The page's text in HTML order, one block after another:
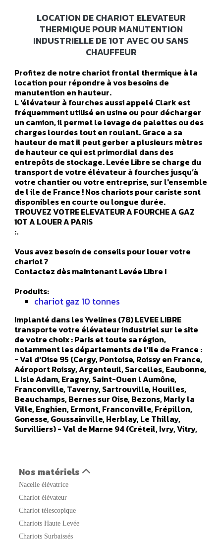
LOCATION DE CHARIOT ELEVATEUR
THERMIQUE POUR MANUTENTION
INDUSTRIELLE DE 10T AVEC OU SANS
CHAUFFEUR
Profitez de notre chariot frontal thermique à la
location pour répondre à vos besoins de
manutention en hauteur.
L 'élévateur à fourches aussi appelé Clark est
fréquemment utilisé en usine ou pour décharger
un camion, il permet le levage de palettes ou des
charges lourdes tout en roulant. Grace a sa
hauteur de mat il peut gerber a plusieurs mètres
de hauteur ce qui est primordial dans des
entrepôts de stockage. Levée Libre se charge du
transport de votre élévateur à fourches jusqu’à
votre chantier ou votre entreprise, sur l'ensemble
de l ile de France ! Nos chariots pour cariste sont
disponibles en courte ou longue durée.
TROUVEZ VOTRE ELEVATEUR A FOURCHE A GAZ
10T A LOUER A PARIS
:.
Vous avez besoin de conseils pour louer votre
chariot ?
Contactez dès maintenant Levée Libre !
Produits:
chariot gaz 10 tonnes
Implanté dans les Yvelines (78) LEVEE LIBRE
transporte votre élévateur industriel sur le site
de votre choix : Paris et toute sa région,
notamment les départements de l’Ile de France :
- Val d'Oise 95 (Cergy, Pontoise, Roissy en France,
Aéroport Roissy, Argenteuil, Sarcelles, Eaubonne,
L Isle Adam, Eragny, Saint-Ouen l Aumône,
Franconville, Taverny, Sartrouville, Houilles,
Beauchamps, Bernes sur Oise, Bezons, Marly la
Ville, Enghien, Ermont, Franconville, Frépillon,
Gonesse, Goussainville, Herblay, Le Thillay,
Survilliers) - Val de Marne 94 (Créteil, Ivry, Vitry,
sur Marne, Chevilly Larue, Fresnes, Gentilly, Le
Kremlin Bicêtre, L Hays Les Roses, Maisons Alfort,
Nogent sur Marne, Orly, Aéroport Orly, Rungis,
Saint Maur des Fosses, Sucy en Brie, Thiais,
Vanves, Valenton, Villejuif, Villeneuve le Roi,
Villeneuve Saint Georges) - Seine Saint Denis 93
(Saint Denis, Aulnay sous Bois, Noisy le Grand,
Noisy le Sec, Bobigny, Saint Ouen, Rosny sous bois,
Nos matériels
Nacelle élévatrice
Chariot élévateur
Chariot télescopique
Chariots Haute Levée
Chariots Surbaissés